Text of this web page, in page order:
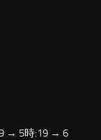
→ 5時:19 → 6